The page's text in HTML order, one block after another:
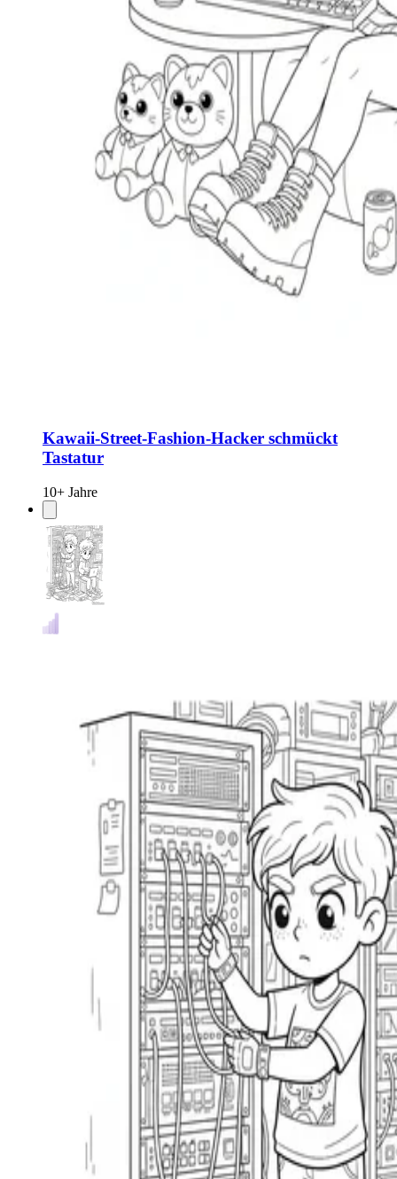
Kawaii-Street-Fashion-Hacker schmückt
Tastatur
10+ Jahre